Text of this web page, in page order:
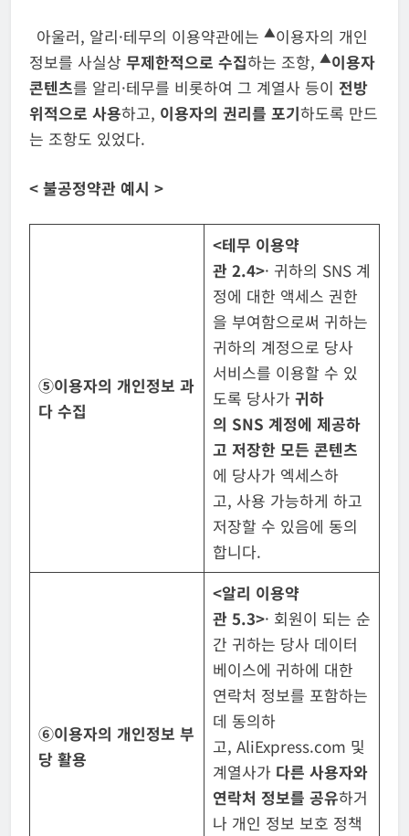
아울러, 알리·테무의 이용약관에는 ▲이용자의 개인
정보를 사실상 무제한적으로 수집하는 조항, ▲이용자
콘텐츠를 알리·테무를 비롯하여 그 계열사 등이 전방
위적으로 사용하고, 이용자의 권리를 포기하도록 만드
는 조항도 있었다.
< 불공정약관 예시 >
⑤이용자의 개인정보 과
다 수집
<테무 이용약
관 2.4>· 귀하의 SNS 계
정에 대한 액세스 권한
을 부여함으로써 귀하는
귀하의 계정으로 당사
서비스를 이용할 수 있
도록 당사가 귀하
의 SNS 계정에 제공하
고 저장한 모든 콘텐츠
에 당사가 엑세스하
고, 사용 가능하게 하고
저장할 수 있음에 동의
합니다.
⑥이용자의 개인정보 부
당 활용
<알리 이용약
관 5.3>· 회원이 되는 순
간 귀하는 당사 데이터
베이스에 귀하에 대한
연락처 정보를 포함하는
데 동의하
고, AliExpress.com 및
계열사가 다른 사용자와
연락처 정보를 공유하거
나 개인 정보 보호 정책